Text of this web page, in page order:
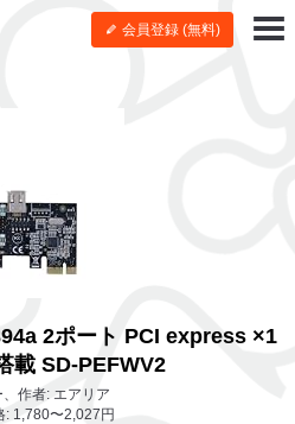
会員登録 (無料)
2ポート PCI express ×1
載 SD-PEFWV2
、作者: エアリア
: 1,780〜2,027円